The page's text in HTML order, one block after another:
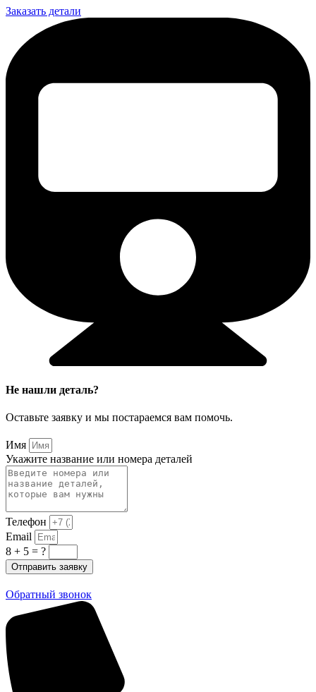
Заказать детали
Не нашли деталь?
Оставьте заявку и мы постараемся вам помочь.
Имя
Укажите название или номера деталей
Телефон
Email
8 + 5 = ?
Отправить заявку
Обратный звонок